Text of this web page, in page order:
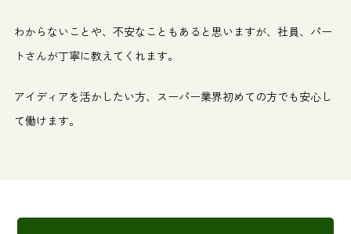
わからないことや、不安なこともあると思いますが、社員、パー
トさんが丁寧に教えてくれます。
アイディアを活かしたい方、スーパー業界初めての方でも安心し
て働けます。